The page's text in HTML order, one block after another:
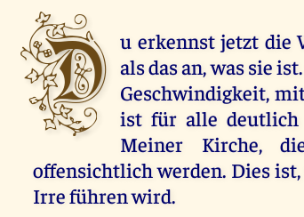
D u erkennst jetzt die
als das an, was sie
Geschwindigkeit,
ist für alle deutlich
Meiner Kirche,
offensichtlich werden. Dies
Irre führen wird.